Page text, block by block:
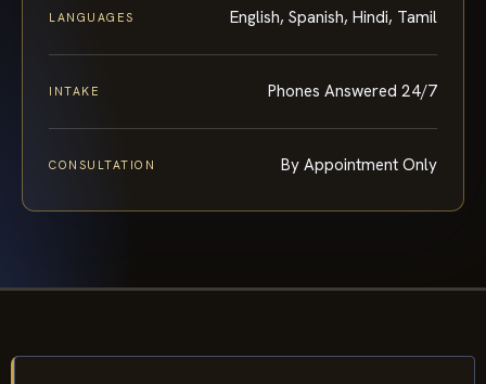
LANGUAGES English, Spanish, Hindi, Tamil
INTAKE Phones Answered 24/7
CONSULTATION By Appointment Only